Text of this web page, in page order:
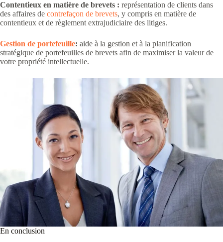
Contentieux en matière de brevets : représentation de clients dans
des affaires de contrefaçon de brevets, y compris en matière de
contentieux et de règlement extrajudiciaire des litiges.
Gestion de portefeuille: aide à la gestion et à la planification
stratégique de portefeuilles de brevets afin de maximiser la valeur de
votre propriété intellectuelle.
En conclusion